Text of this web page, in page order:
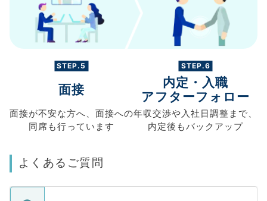
STEP.5
面接
面接が不安な方へ、 面接への
同席も行っています
STEP.6
内定・入職
アフターフォロー
年収交渉や入社日調整まで、
内定後もバックアップ
よくあるご質問